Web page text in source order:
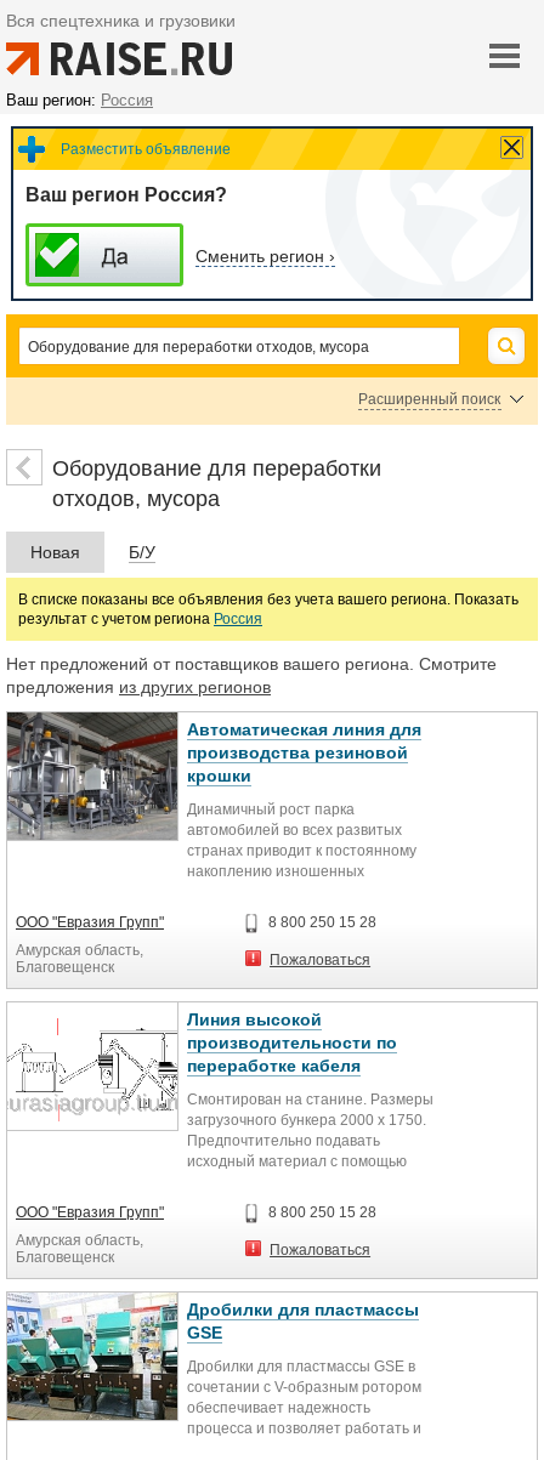
Вся спецтехника и грузовики
Ваш регион: Россия
Разместить объявление
Ваш регион Россия?
Сменить регион ›
Расширенный поиск
Оборудование для переработки металла
Оборудование для переработки мусора
Цена
руб.
Марка
Оборудование для переработки
отходов, мусора
Новая Б/У
В списке показаны все объявления без учета вашего региона. Показать
результат с учетом региона Россия
Нет предложений от поставщиков вашего региона. Смотрите
предложения из других регионов
Автоматическая линия для
производства резиновой
крошки
Динамичный рост парка
автомобилей во всех развитых
странах приводит к постоянному
накоплению изношенных
Европейской Ассоциации по
вторичной переработке шин
(ЕТРА) в Европе ежегодно
шин, а объем их переработки
методом измельчения не
превышает 10%. Большая часть
собираемых шин (20%)
используется как топливо.
ООО "Евразия Групп"
Амурская область,
Благовещенск
8 800 250 15 28
Пожаловаться
Линия высокой
производительности по
переработке кабеля
Смонтирован на станине. Размеры
загрузочного бункера 2000 x 1750.
Предпочтительно подавать
исходный материал с помощью
длиной 770 мм с тремя рядами
ножей по 5 штук в ряду. Режущий
корпус с одним держателем, на
для быстрой смены ножей и
экрана. Электродвигатель 75 кВт ―
с мультиременным приводом. На
фотографии показана модель до
произведённых модификаций.
ООО "Евразия Групп"
Амурская область,
Благовещенск
8 800 250 15 28
Пожаловаться
Дробилки для пластмассы
GSE
Дробилки для пластмассы GSE в
сочетании с V-образным ротором
обеспечивает надежность
процесса и позволяет работать и